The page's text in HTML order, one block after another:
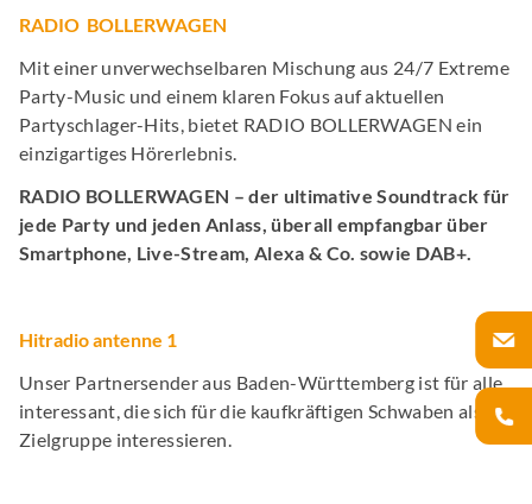
RADIO BOLLERWAGEN
Mit einer unverwechselbaren Mischung aus 24/7 Extreme
Party-Music und einem klaren Fokus auf aktuellen
Partyschlager-Hits, bietet RADIO BOLLERWAGEN ein
einzigartiges Hörerlebnis.
RADIO BOLLERWAGEN – der ultimative Soundtrack für
jede Party und jeden Anlass, überall empfangbar über
Smartphone, Live-Stream, Alexa & Co. sowie DAB+.
Hitradio antenne 1
Unser Partnersender aus Baden-Württemberg ist für alle
interessant, die sich für die kaufkräftigen Schwaben als
Zielgruppe interessieren.